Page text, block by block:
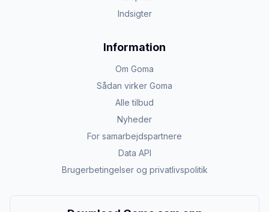
Indsigter
Information
Om Goma
Sådan virker Goma
Alle tilbud
Nyheder
For samarbejdspartnere
Data API
Brugerbetingelser og privatlivspolitik